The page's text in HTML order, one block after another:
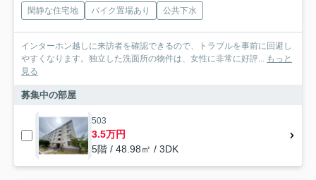
閑静な住宅地 バイク置場あり 公共下水
インターホン越しに来訪者を確認できるので、トラブルを事前に回避し
やすくなります。独立した洗面所の物件は、女性に非常に好評... もっと
見る
募集中の部屋
503
3.5万円
5階 / 48.98㎡ / 3DK